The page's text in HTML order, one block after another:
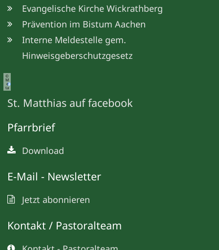
Evangelische Kirche Wickrathberg
Prävention im Bistum Aachen
Interne Meldestelle gem.
Hinweisgeberschutzgesetz
©
M
e
ta
St. Matthias auf facebook
Pfarrbrief
Download
E-Mail - Newsletter
Jetzt abonnieren
Kontakt / Pastoralteam